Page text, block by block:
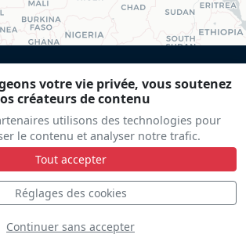
votre vie privée, vous soutenez
créateurs de contenu
utilisons des technologies pour
le contenu et analyser notre trafic.
Tout accepter
Réglages des cookies
Continuer sans accepter